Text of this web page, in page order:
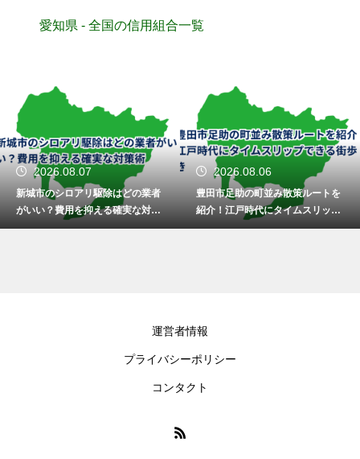
愛知県 - 全国の信用組合一覧
2026.08.06
豊田市足助の町並み散策ルートを
紹介！江戸時代にタイムスリップ
できる街歩き
2026.08.06
稲沢市で安心の業者を探す！シロ
アリの駆除と対策の費用を徹底調
査
運営者情報
プライバシーポリシー
コンタクト